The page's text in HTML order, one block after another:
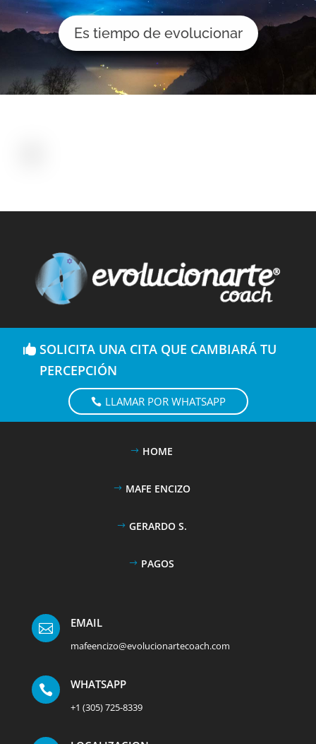
Es tiempo de evolucionar
SOLICITA UNA CITA QUE CAMBIARÁ TU
PERCEPCIÓN
LLAMAR POR WHATSAPP
HOME
MAFE ENCIZO
GERARDO S.
PAGOS
 EMAIL
mafeencizo@evolucionartecoach.com
 WHATSAPP
+1 (305) 725-8339